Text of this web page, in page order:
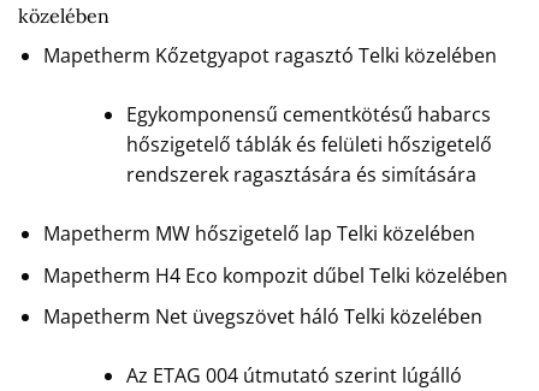
közelében
Mapetherm Kőzetgyapot ragasztó Telki közelében
Egykomponensű cementkötésű habarcs
hőszigetelő táblák és felületi hőszigetelő
rendszerek ragasztására és simítására
Mapetherm MW hőszigetelő lap Telki közelében
Mapetherm H4 Eco kompozit dűbel Telki közelében
Mapetherm Net üvegszövet háló Telki közelében
Az ETAG 004 útmutató szerint lúgálló